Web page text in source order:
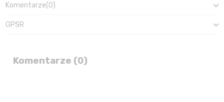
Komentarze(0)
GPSR
Komentarze (0)